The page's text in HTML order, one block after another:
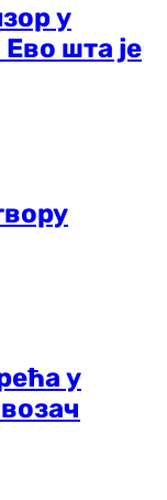
у
шта је
у